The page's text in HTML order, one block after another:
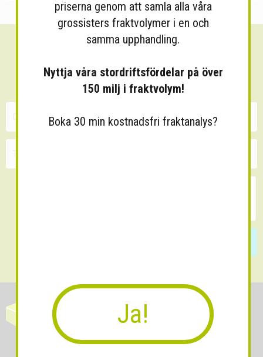
30 minuters kostnadsfri konsultation
priserna genom att samla alla våra
grossisters fraktvolymer i en och
samma upphandling.
Nyttja våra stordriftsfördelar på över
150 milj i fraktvolym!
Boka 30 min kostnadsfri fraktanalys?
Ja!